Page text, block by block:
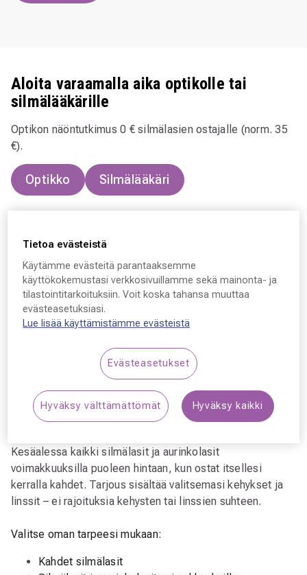
Aloita varaamalla aika optikolle tai
silmälääkärille
Optikon näöntutkimus 0 € silmälasien ostajalle (norm. 35
€).
Optikko Silmälääkäri
Osta 2 lasit, saat molemmat –50 %
Kesäalessa kaikki silmälasit ja aurinkolasit
voimakkuuksilla puoleen hintaan, kun ostat itsellesi
kerralla kahdet. Tarjous sisältää valitsemasi kehykset ja
linssit – ei rajoituksia kehysten tai linssien suhteen.
Valitse oman tarpeesi mukaan:
Kahdet silmälasit
Tietoa evästeistä
Käytämme evästeitä parantaaksemme
käyttökokemustasi verkkosivuillamme sekä mainonta- ja
tilastointitarkoituksiin. Voit koska tahansa muuttaa
evästeasetuksiasi.
Lue lisää käyttämistämme evästeistä
Evästeasetukset
Hyväksy välttämättömät Hyväksy kaikki